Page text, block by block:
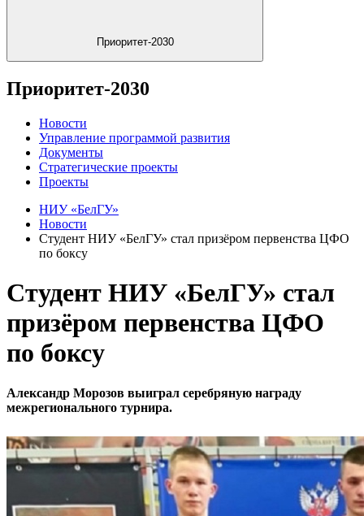
Приоритет-2030
Приоритет-2030
Новости
Управление программой развития
Документы
Стратегические проекты
Проекты
НИУ «БелГУ»
Новости
Студент НИУ «БелГУ» стал призёром первенства ЦФО
по боксу
Студент НИУ «БелГУ» стал
призёром первенства ЦФО
по боксу
Александр Морозов выиграл серебряную награду
межрегионального турнира.